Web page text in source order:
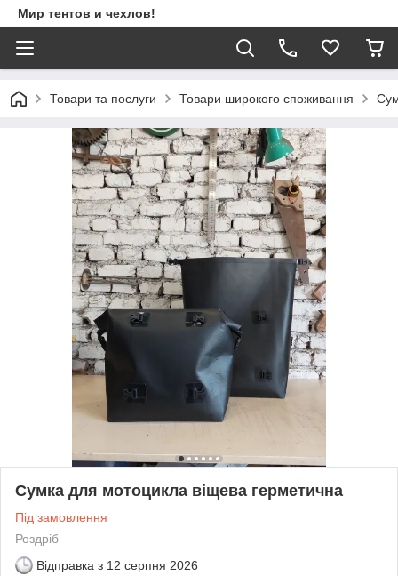
Мир тентов и чехлов!
Товари та послуги Товари широкого споживання
Сумка для мотоцикла віщева герметична
Під замовлення
Роздріб
Відправка з 12 серпня 2026